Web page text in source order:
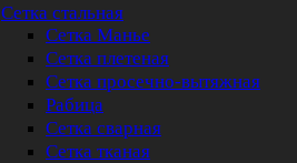
Сетка стальная
Сетка Манье
Сетка плетеная
Сетка просечно-вытяжная
Рабица
Сетка сварная
Сетка тканая